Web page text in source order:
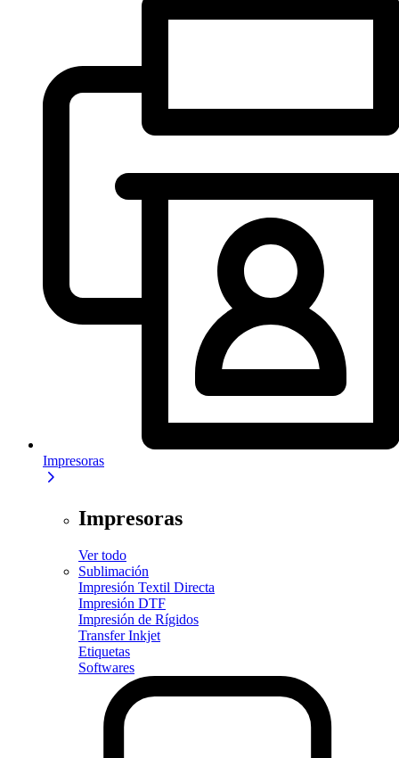
Impresoras
Impresoras
Ver todo
Sublimación
Impresión Textil Directa
Impresión DTF
Impresión de Rígidos
Transfer Inkjet
Etiquetas
Softwares